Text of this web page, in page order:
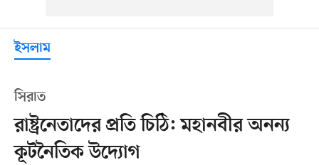
ইসলাম
সিরাত
রাষ্ট্রনেতাদের প্রতি চিঠি: মহানবীর অনন্য
কূটনৈতিক উদ্যোগ